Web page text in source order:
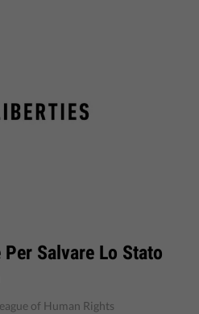
Salvare Lo Stato
of Human Rights